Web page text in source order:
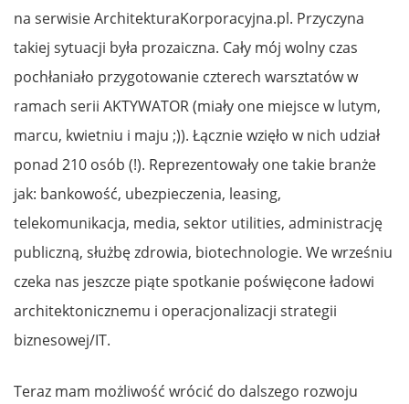
na serwisie ArchitekturaKorporacyjna.pl. Przyczyna
takiej sytuacji była prozaiczna. Cały mój wolny czas
pochłaniało przygotowanie czterech warsztatów w
ramach serii AKTYWATOR (miały one miejsce w lutym,
marcu, kwietniu i maju ;)). Łącznie wzięło w nich udział
ponad 210 osób (!). Reprezentowały one takie branże
jak: bankowość, ubezpieczenia, leasing,
telekomunikacja, media, sektor utilities, administrację
publiczną, służbę zdrowia, biotechnologie. We wrześniu
czeka nas jeszcze piąte spotkanie poświęcone ładowi
architektonicznemu i operacjonalizacji strategii
biznesowej/IT.
Teraz mam możliwość wrócić do dalszego rozwoju